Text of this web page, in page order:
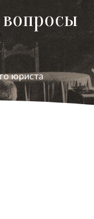
юриста